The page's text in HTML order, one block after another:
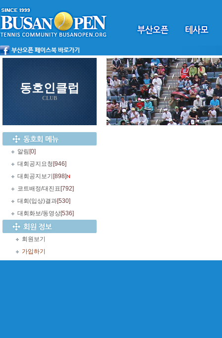
동호인클럽
CLUB
알림 [0]
대회공지요청 [946]
대회공지보기 [898]
코트배정/대진표 [792]
대회(입상)결과[530]
대회화보/동영상[536]
회원보기
가입하기